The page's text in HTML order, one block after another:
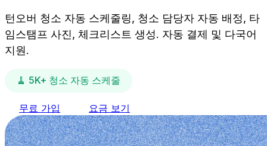
턴오버 청소 자동 스케줄링, 청소 담당자 자동 배정, 타
임스탬프 사진, 체크리스트 생성. 자동 결제 및 다국어
지원.
🧹 5K+ 청소 자동 스케줄
무료 가입 요금 보기